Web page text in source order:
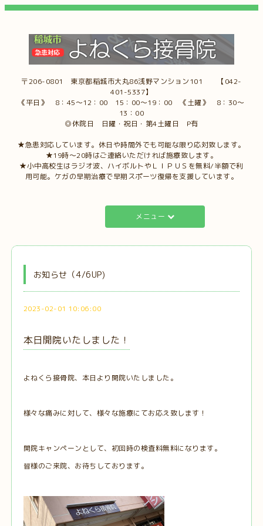
〒206-0801 東京都稲城市大丸86浅野マンション101 【042-
401-5337】
《平日》 8：45～12：00 15：00～19：00 《土曜》 8：30～
13：00
◎休院日 日曜・祝日・第4土曜日 P有
★急患対応しています。休日や時間外でも可能な限り応対致します。
★19時～20時はご連絡いただければ施療致します。
★小中高校生はラジオ波、ハイボルトやＬＩＰＵＳを無料/半額で利
用可能。ケガの早期治療で早期スポーツ復帰を支援しています。
メニュー
お知らせ（4/6UP)
2023-02-01 10:06:00
本日開院いたしました！
よねくら接骨院、本日より開院いたしました。
様々な痛みに対して、様々な施療にてお応え致します！
開院キャンペーンとして、初回時の検査料無料になります。
皆様のご来院、お待ちしております。